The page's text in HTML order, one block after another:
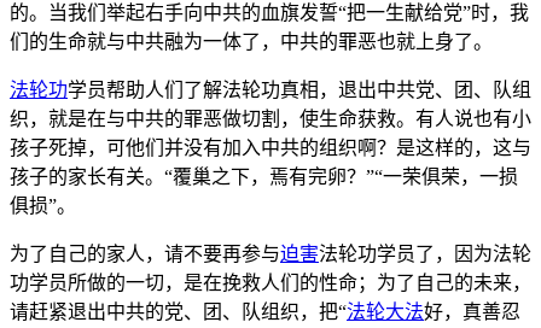
的。当我们举起右手向中共的血旗发誓“把一生献给党”时，我
们的生命就与中共融为一体了，中共的罪恶也就上身了。
法轮功学员帮助人们了解法轮功真相，退出中共党、团、队组
织，就是在与中共的罪恶做切割，使生命获救。有人说也有小
孩子死掉，可他们并没有加入中共的组织啊？是这样的，这与
孩子的家长有关。“覆巢之下，焉有完卵？”“一荣俱荣，一损
俱损”。
为了自己的家人，请不要再参与迫害法轮功学员了，因为法轮
功学员所做的一切，是在挽救人们的性命；为了自己的未来，
请赶紧退出中共的党、团、队组织，把“法轮大法好，真善忍